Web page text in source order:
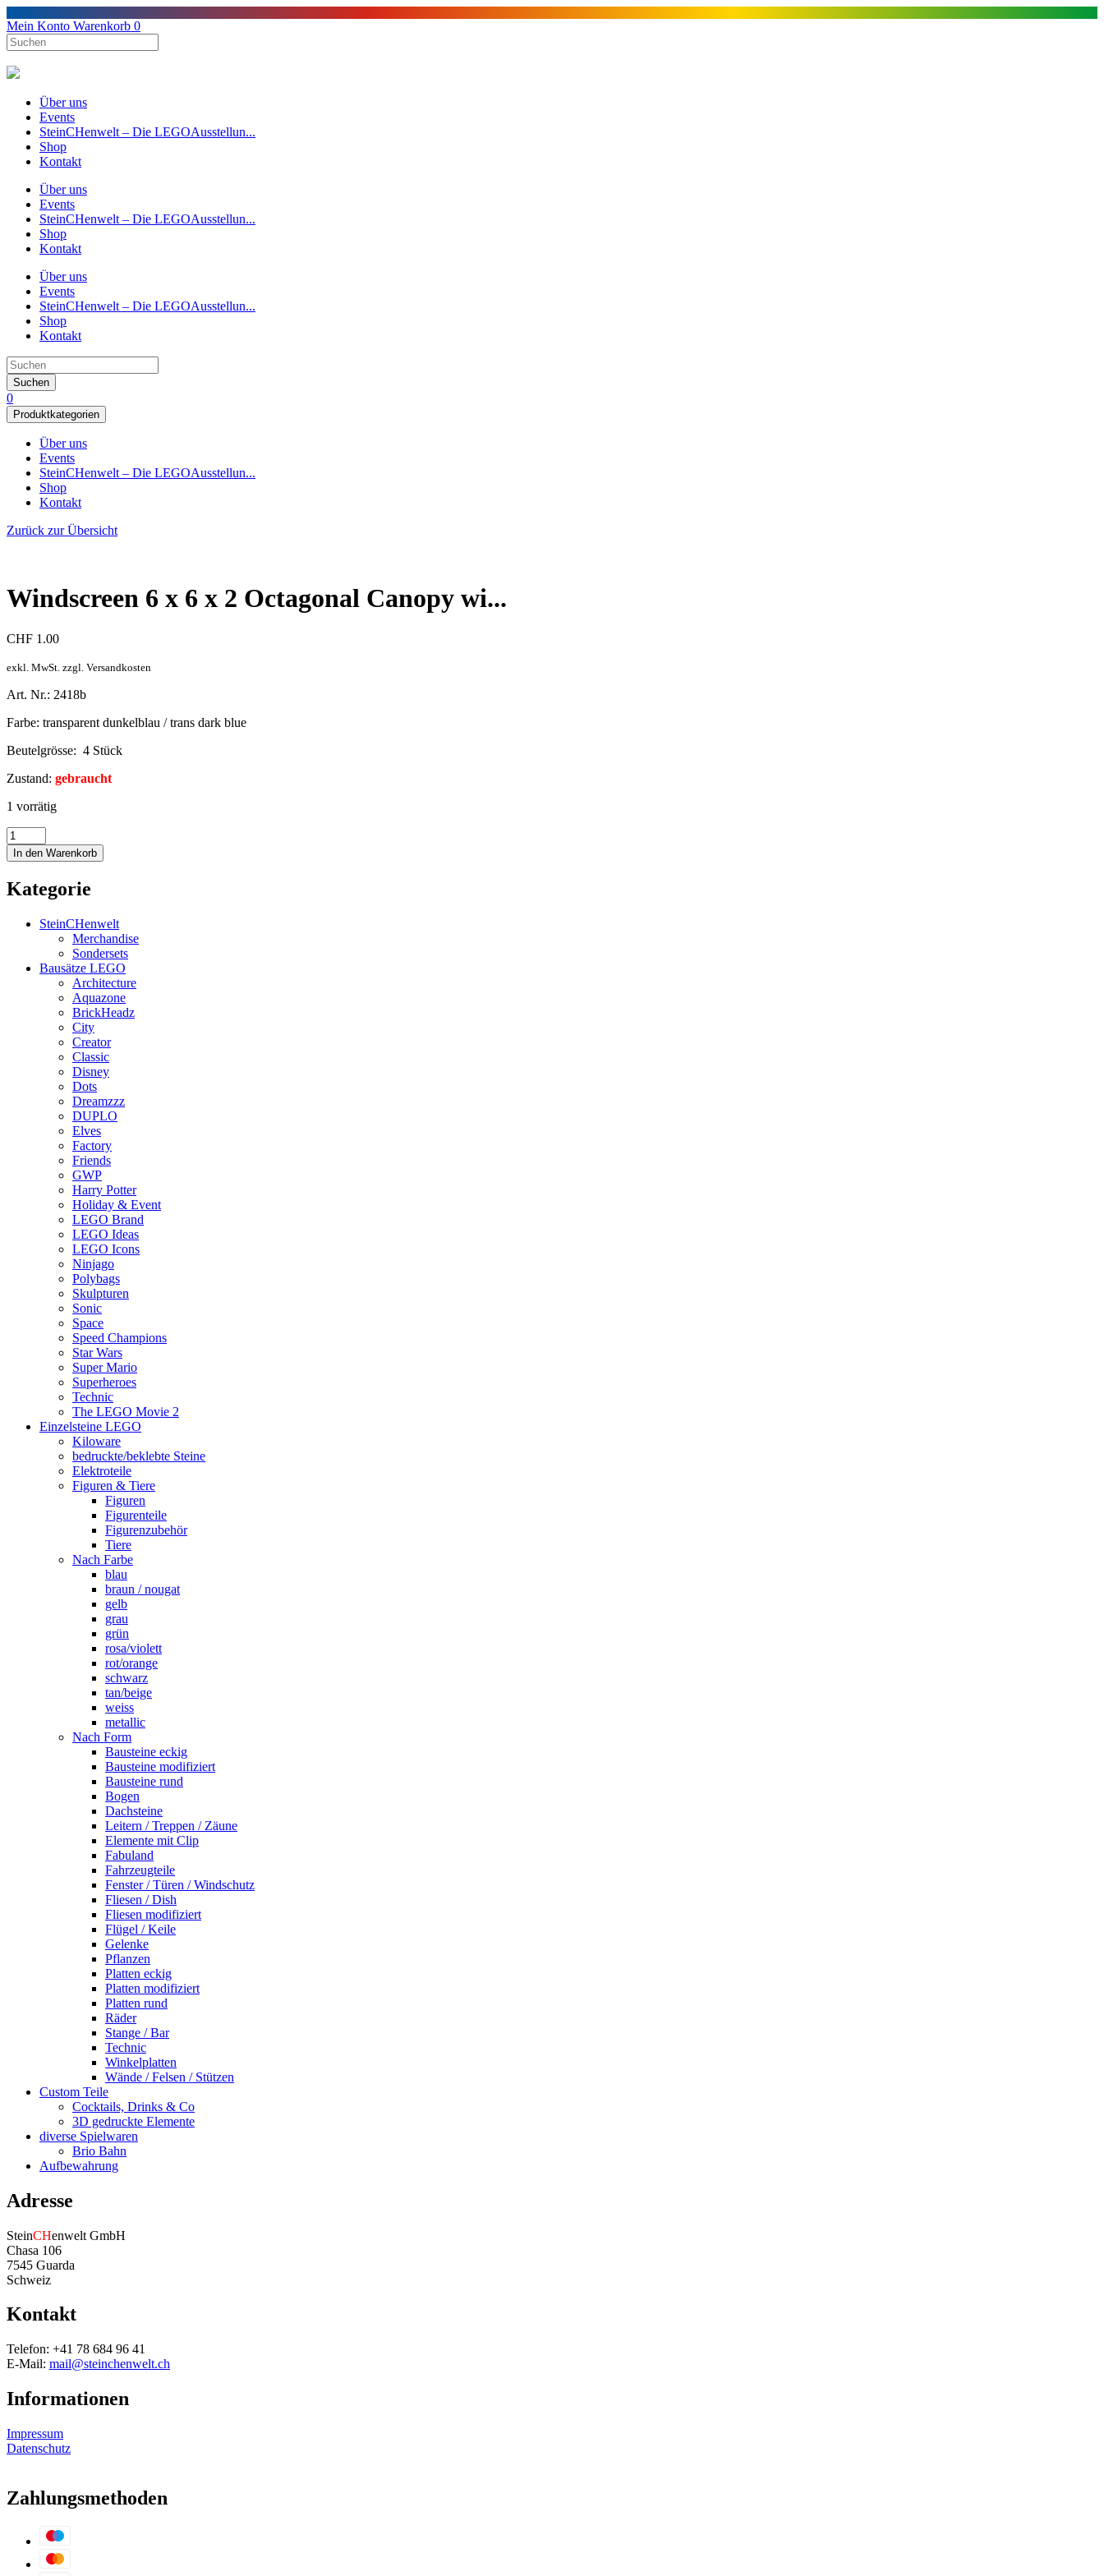
Mein Konto Warenkorb 0
Über uns
Events
SteinCHenwelt – Die LEGOAusstellun...
Shop
Kontakt
Über uns
Events
SteinCHenwelt – Die LEGOAusstellun...
Shop
Kontakt
Über uns
Events
SteinCHenwelt – Die LEGOAusstellun...
Shop
Kontakt
Suchen
0
Produktkategorien
Über uns
Events
SteinCHenwelt – Die LEGOAusstellun...
Shop
Kontakt
Zurück zur Übersicht
Windscreen 6 x 6 x 2 Octagonal Canopy wi...
CHF 1.00
exkl. MwSt. zzgl. Versandkosten
Art. Nr.: 2418b
Farbe: transparent dunkelblau / trans dark blue
Beutelgrösse: 4 Stück
Zustand: gebraucht
1 vorrätig
In den Warenkorb
Kategorie
SteinCHenwelt
Merchandise
Sondersets
Bausätze LEGO
Architecture
Aquazone
BrickHeadz
City
Creator
Classic
Disney
Dots
Dreamzzz
DUPLO
Elves
Factory
Friends
GWP
Harry Potter
Holiday & Event
LEGO Brand
LEGO Ideas
LEGO Icons
Ninjago
Polybags
Skulpturen
Sonic
Space
Speed Champions
Star Wars
Super Mario
Superheroes
Technic
The LEGO Movie 2
Einzelsteine LEGO
Kiloware
bedruckte/beklebte Steine
Elektroteile
Figuren & Tiere
Figuren
Figurenteile
Figurenzubehör
Tiere
Nach Farbe
blau
braun / nougat
gelb
grau
grün
rosa/violett
rot/orange
schwarz
tan/beige
weiss
metallic
Nach Form
Bausteine eckig
Bausteine modifiziert
Bausteine rund
Bogen
Dachsteine
Leitern / Treppen / Zäune
Elemente mit Clip
Fabuland
Fahrzeugteile
Fenster / Türen / Windschutz
Fliesen / Dish
Fliesen modifiziert
Flügel / Keile
Gelenke
Pflanzen
Platten eckig
Platten modifiziert
Platten rund
Räder
Stange / Bar
Technic
Winkelplatten
Wände / Felsen / Stützen
Custom Teile
Cocktails, Drinks & Co
3D gedruckte Elemente
diverse Spielwaren
Brio Bahn
Aufbewahrung
Adresse
SteinCHenwelt GmbH
Chasa 106
7545 Guarda
Schweiz
Kontakt
Telefon: +41 78 684 96 41
E-Mail: mail@steinchenwelt.ch
Informationen
Impressum
Datenschutz
Zahlungsmethoden